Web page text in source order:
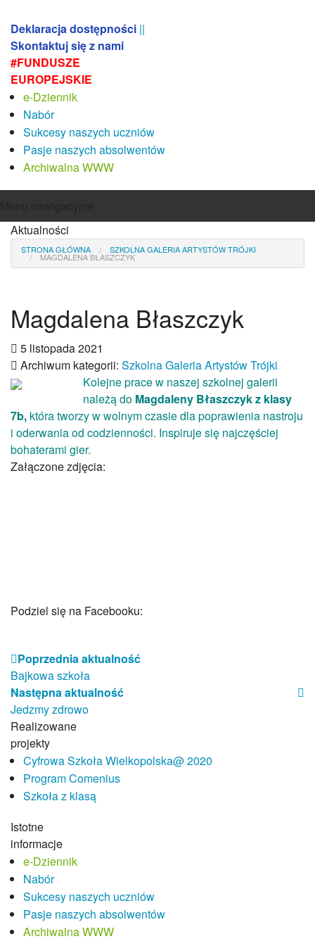
Deklaracja dostępności ||
Skontaktuj się z nami
#FUNDUSZE
EUROPEJSKIE
e-Dziennik
Nabór
Sukcesy naszych uczniów
Pasje naszych absolwentów
Archiwalna WWW
Aktualności
O szkole
Misja i koncepcja pracy szkoły
Patron
Hymn szkoły
Odznaka Słowackiego
Dokumenty
Historia szkoły
Archiwalna strona WWW
Nauczanie dwujęzyczne
Innowacje
„AiR”- aktywność i rozwój
WebQuesty
Strefa ucznia
Sukcesy naszych uczniów
Pasje naszych uczniów
Wolontariat
Zakątek plastyczny
Szkolne Koło Rowerowe Ciasna Bike
SkyClub
Szkoła Promująca Zdrowie
Klub Europejczyka
Strefa rodzica
Ważne daty
Jak chronić dziecko w Sieci
Bezpieczna i przyjazna szkoła
Przydatne linki
Projekty
Projekty 2025-26
Projekty 2024-25
Aktualności
STRONA GŁÓWNA SZKOLNA GALERIA ARTYSTÓW TRÓJKI
MAGDALENA BŁASZCZYK
Magdalena Błaszczyk
5 listopada 2021
Archiwum kategorii: Szkolna Galeria Artystów Trójki
Kolejne prace w naszej szkolnej galerii
należą do Magdaleny Błaszczyk z klasy
7b, która tworzy w wolnym czasie dla poprawienia nastroju
i oderwania od codzienności. Inspiruje się najczęściej
bohaterami gier.
Załączone zdjęcia:
Podziel się na Facebooku:
Poprzednia aktualność
Bajkowa szkoła
Następna aktualność
Jedzmy zdrowo
Realizowane
projekty
Cyfrowa Szkoła Wielkopolska@ 2020
Program Comenius
Szkoła z klasą
Istotne
informacje
e-Dziennik
Nabór
Sukcesy naszych uczniów
Pasje naszych absolwentów
Archiwalna WWW